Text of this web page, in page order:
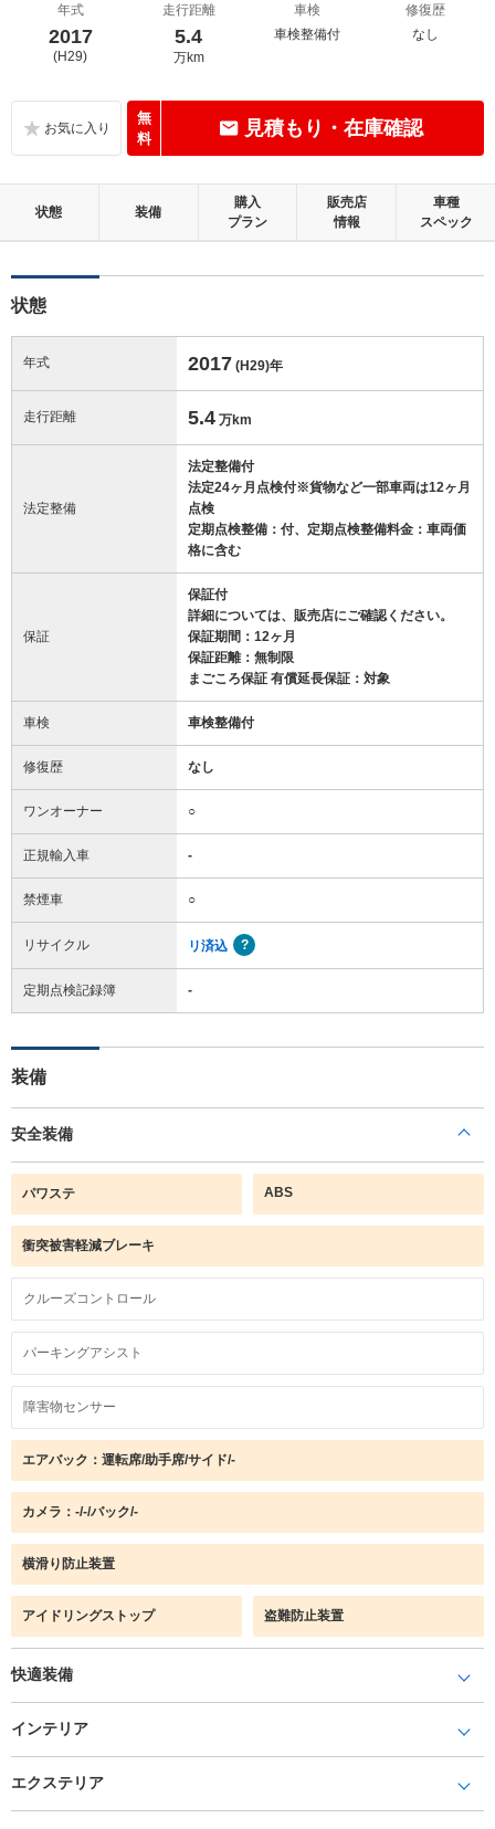
年式
2017
(H29)
走行距離
5.4
万km
車検
車検整備付
修復歴
なし
無
料
見積もり・在庫確認
状態 装備
購入
プラン
販売店
情報
車種
スペック
状態
年式 2017 (H29)年
走行距離 5.4 万km
法定整備
法定整備付
法定24ヶ月点検付※貨物など一部車両は12ヶ月
点検
定期点検整備：付、定期点検整備料金：車両価
格に含む
保証
保証付
詳細については、販売店にご確認ください。
保証期間：12ヶ月
保証距離：無制限
まごころ保証 有償延長保証：対象
車検 車検整備付
修復歴 なし
ワンオーナー ○
正規輸入車 -
禁煙車 ○
リサイクル リ済込
定期点検記録簿 -
装備
安全装備
パワステ ABS
衝突被害軽減ブレーキ
クルーズコントロール
パーキングアシスト
障害物センサー
エアバック：運転席/助手席/サイド/-
カメラ：-/-/バック/-
横滑り防止装置
アイドリングストップ 盗難防止装置
快適装備
インテリア
エクステリア